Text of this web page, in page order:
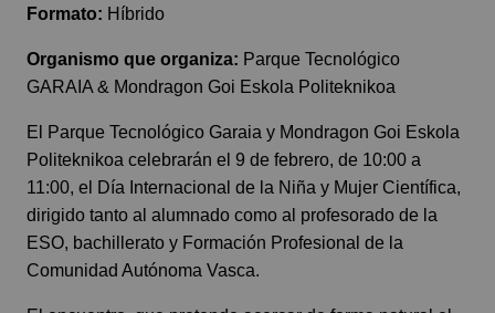
Formato: Híbrido
Organismo que organiza: Parque Tecnológico
GARAIA & Mondragon Goi Eskola Politeknikoa
El Parque Tecnológico Garaia y Mondragon Goi Eskola
Politeknikoa celebrarán el 9 de febrero, de 10:00 a
11:00, el Día Internacional de la Niña y Mujer Científica,
dirigido tanto al alumnado como al profesorado de la
ESO, bachillerato y Formación Profesional de la
Comunidad Autónoma Vasca.